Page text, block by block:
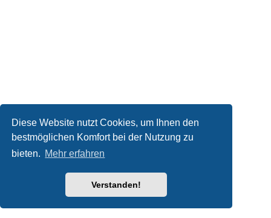
Diese Website nutzt Cookies, um Ihnen den
bestmöglichen Komfort bei der Nutzung zu
bieten. Mehr erfahren
Verstanden!